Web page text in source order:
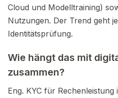
Cloud und Modelltraining)
Nutzungen. Der Trend geht
Identitätsprüfung.
Wie hängt das mit
zusammen?
Eng. KYC für Rechenleistung